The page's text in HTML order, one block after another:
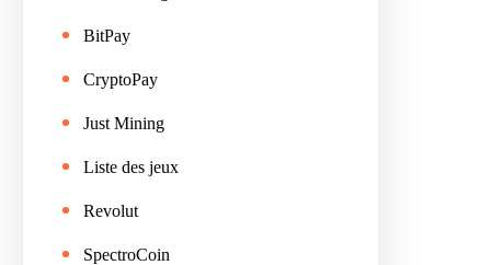
BitPay
CryptoPay
Just Mining
Liste des jeux
Revolut
SpectroCoin